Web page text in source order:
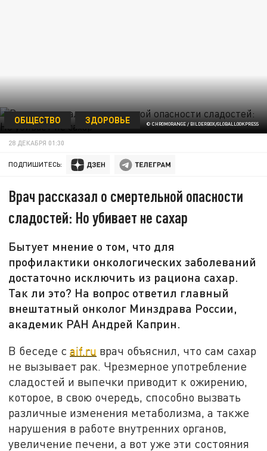
© CHROMORANGE / BILDERBOX/GLOBALLOOKPRESS
ОБЩЕСТВО ЗДОРОВЬЕ
28 ДЕКАБРЯ 01:30
ПОДПИШИТЕСЬ:
Врач рассказал о смертельной опасности
сладостей: Но убивает не сахар
Бытует мнение о том, что для
профилактики онкологических заболеваний
достаточно исключить из рациона сахар.
Так ли это? На вопрос ответил главный
внештатный онколог Минздрава России,
академик РАН Андрей Каприн.
В беседе сaif.ru врач объяснил, что сам сахар
не вызывает рак. Чрезмерное употребление
сладостей и выпечки приводит к ожирению,
которое, в свою очередь, способно вызвать
различные изменения метаболизма, а также
нарушения в работе внутренних органов,
увеличение печени, а вот уже эти состояния